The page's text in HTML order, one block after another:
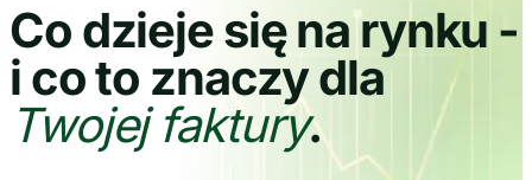
Co dzieje się na rynku -
i co to znaczy dla
Twojej faktury.